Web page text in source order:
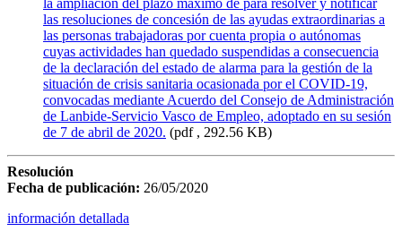
la ampliación del plazo máximo de para resolver y notificar
las resoluciones de concesión de las ayudas extraordinarias a
las personas trabajadoras por cuenta propia o autónomas
cuyas actividades han quedado suspendidas a consecuencia
de la declaración del estado de alarma para la gestión de la
situación de crisis sanitaria ocasionada por el COVID-19,
convocadas mediante Acuerdo del Consejo de Administración
de Lanbide-Servicio Vasco de Empleo, adoptado en su sesión
de 7 de abril de 2020. (pdf , 292.56 KB)
Resolución
Fecha de publicación: 26/05/2020
información detallada